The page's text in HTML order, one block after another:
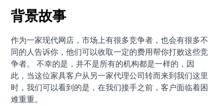
背景故事
作为一家现代网店，市场上有很多竞争者，也会有很多不
同的人告诉你，他们可以收取一定的费用帮你打败这些竞
争者。 不幸的是，并不是所有的机构都是一样的，因
此，当这位家具客户从另一家代理公司转而来到我们这里
时，我们可以看到的是，在我们接手之前，客户面临着困
难重重。